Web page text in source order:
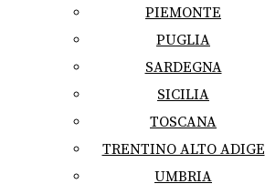
PIEMONTE
PUGLIA
SARDEGNA
SICILIA
TOSCANA
TRENTINO ALTO ADIGE
UMBRIA